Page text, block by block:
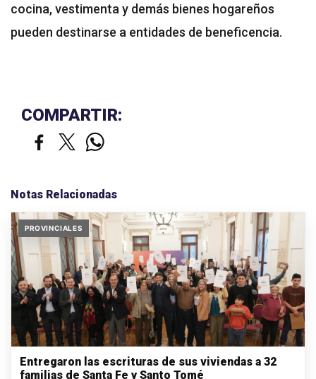
cocina, vestimenta y demás bienes hogareños
pueden destinarse a entidades de beneficencia.
COMPARTIR:
Notas Relacionadas
PROVINCIALES
Entregaron las escrituras de sus viviendas a 32
familias de Santa Fe y Santo Tomé